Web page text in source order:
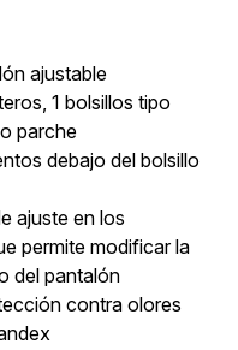
ajustable
1 bolsillos tipo
parche
debajo del bolsillo
ajuste en los
permite modificar la
del pantalón
contra olores